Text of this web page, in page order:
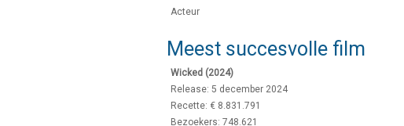
Acteur
Meest succesvolle film
Wicked (2024)
Release: 5 december 2024
Recette: € 8.831.791
Bezoekers: 748.621